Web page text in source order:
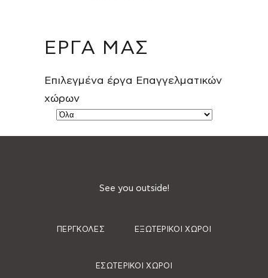
ΕΡΓΑ ΜΑΣ
Επιλεγμένα έργα Επαγγελματικών
χώρων
See you outside!
ΠΈΡΓΚΟΛΕΣ ΕΞΩΤΕΡΙΚΟΊ ΧΏΡΟΙ
ΕΣΩΤΕΡΙΚΟΊ ΧΏΡΟΙ